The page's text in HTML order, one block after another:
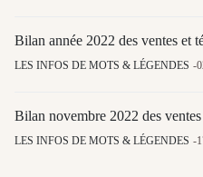
Bilan année 2022 des ventes et
LES INFOS DE MOTS & LÉGENDES
Bilan novembre 2022 des
LES INFOS DE MOTS & LÉGENDES